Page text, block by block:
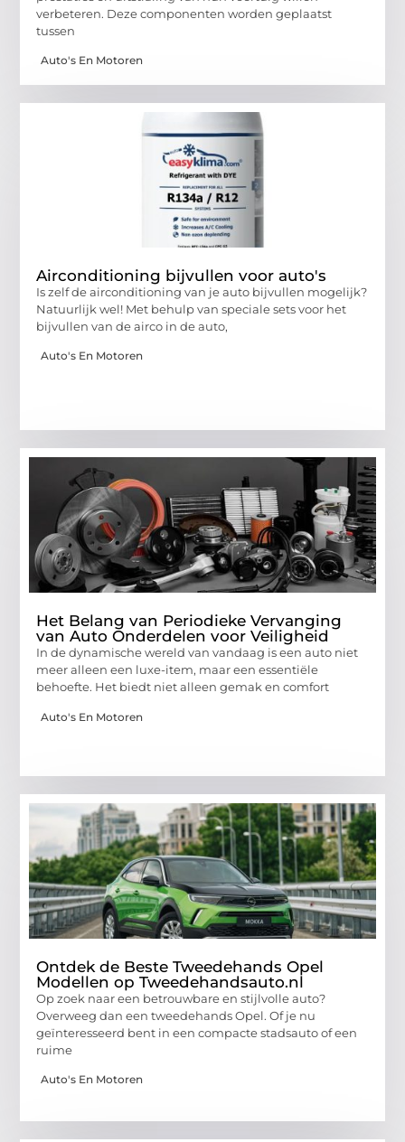
verbeteren. Deze componenten worden geplaatst
tussen
Auto's En Motoren
Airconditioning bijvullen voor auto's
Is zelf de airconditioning van je auto bijvullen mogelijk?
Natuurlijk wel! Met behulp van speciale sets voor het
bijvullen van de airco in de auto,
Auto's En Motoren
Het Belang van Periodieke Vervanging
van Auto Onderdelen voor Veiligheid
In de dynamische wereld van vandaag is een auto niet
meer alleen een luxe-item, maar een essentiële
behoefte. Het biedt niet alleen gemak en comfort
Auto's En Motoren
Ontdek de Beste Tweedehands Opel
Modellen op Tweedehandsauto.nl
Op zoek naar een betrouwbare en stijlvolle auto?
Overweeg dan een tweedehands Opel. Of je nu
geïnteresseerd bent in een compacte stadsauto of een
ruime
Auto's En Motoren